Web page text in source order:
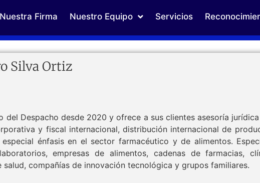
Nuestra Firma Nuestro Equipo Servicios
Silva Ortiz
del Despacho desde 2020 y ofrece a sus clientes asesoría
y fiscal internacional, distribución internacional de
énfasis en el sector farmacéutico y de alimentos.
empresas de alimentos, cadenas de farmacias,
salud, compañías de innovación tecnológica y grupos familiares.